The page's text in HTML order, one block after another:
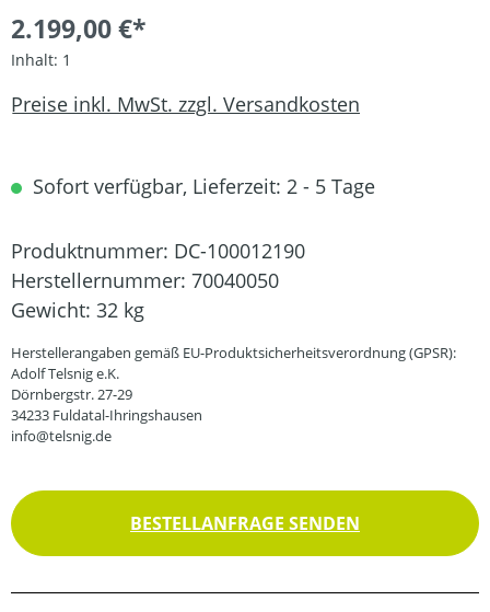
2.199,00 €*
Inhalt: 1
Preise inkl. MwSt. zzgl. Versandkosten
Sofort verfügbar, Lieferzeit: 2 - 5 Tage
Produktnummer: DC-100012190
Herstellernummer: 70040050
Gewicht: 32 kg
Herstellerangaben gemäß EU-Produktsicherheitsverordnung (GPSR):
Adolf Telsnig e.K.
Dörnbergstr. 27-29
34233 Fuldatal-Ihringshausen
info@telsnig.de
BESTELLANFRAGE SENDEN